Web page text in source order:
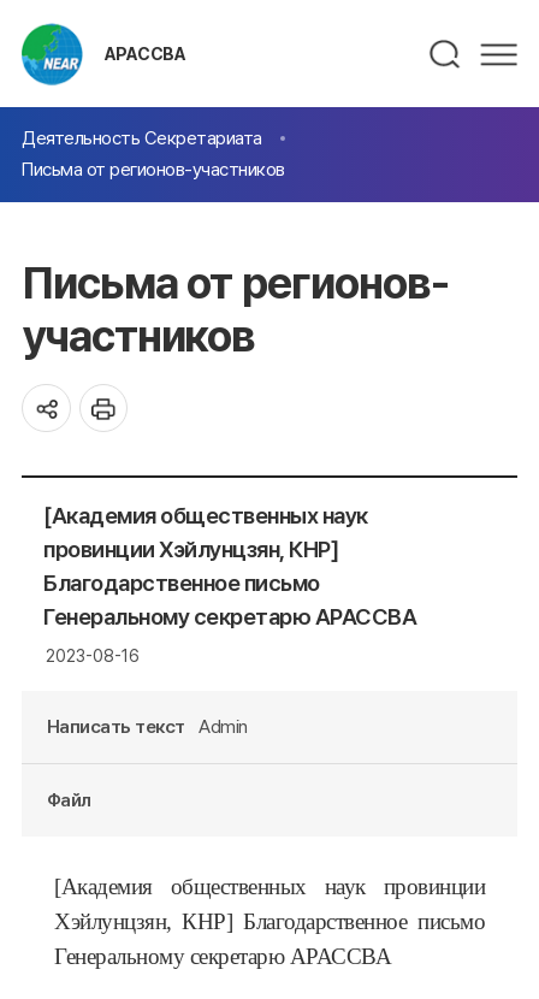
АРАССВА
Деятельность Секретариата
Письма от регионов-участников
Письма от регионов-
участников
[Академия общественных наук
провинции Хэйлунцзян, КНР]
Благодарственное письмо
Генеральному секретарю АРАССВА
2023-08-16
Написать текст Admin
Файл
[Академия общественных наук провинции
Хэйлунцзян, КНР] Благодарственное письмо
Генеральному секретарю АРАССВА